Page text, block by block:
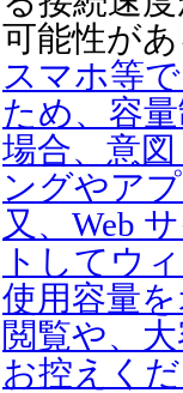
可能性が
スマホ等
ため、容
場合、意
ングやア
又、Web
トしてウ
使用容量
閲覧や、
お控えく